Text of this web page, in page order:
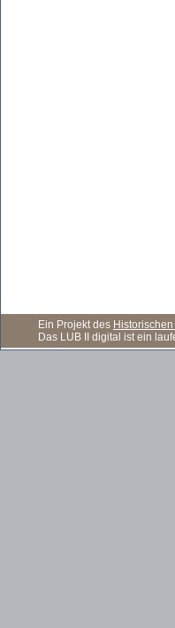
Ein Projekt des
Das LUB II digital ist ein